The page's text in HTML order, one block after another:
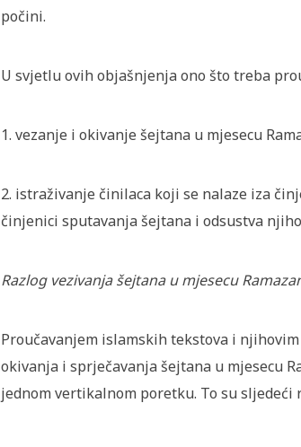
počini.
U svjetlu ovih objašnjenja ono što treba
1. vezanje i okivanje šejtana u mjesecu
2. istraživanje činilaca koji se nalaze iza
činjenici sputavanja šejtana i odsustva
Razlog vezivanja šejtana u mjesecu
Proučavanjem islamskih tekstova i
okivanja i sprječavanja šejtana u mjesecu
jednom vertikalnom poretku. To su sljedeći